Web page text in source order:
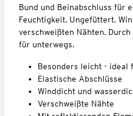
Bund und Beinabschluss für
Feuchtigkeit. Ungefüttert.
verschweißten Nähten.
für unterwegs.
Besonders leicht - ideal
Elastische Abschlüsse
Winddicht und
Verschweißte Nähte